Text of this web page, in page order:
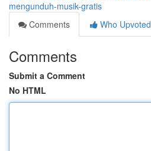
mengunduh-musik-gratis
Comments
Who Upvoted
Comments
Submit a Comment
No HTML